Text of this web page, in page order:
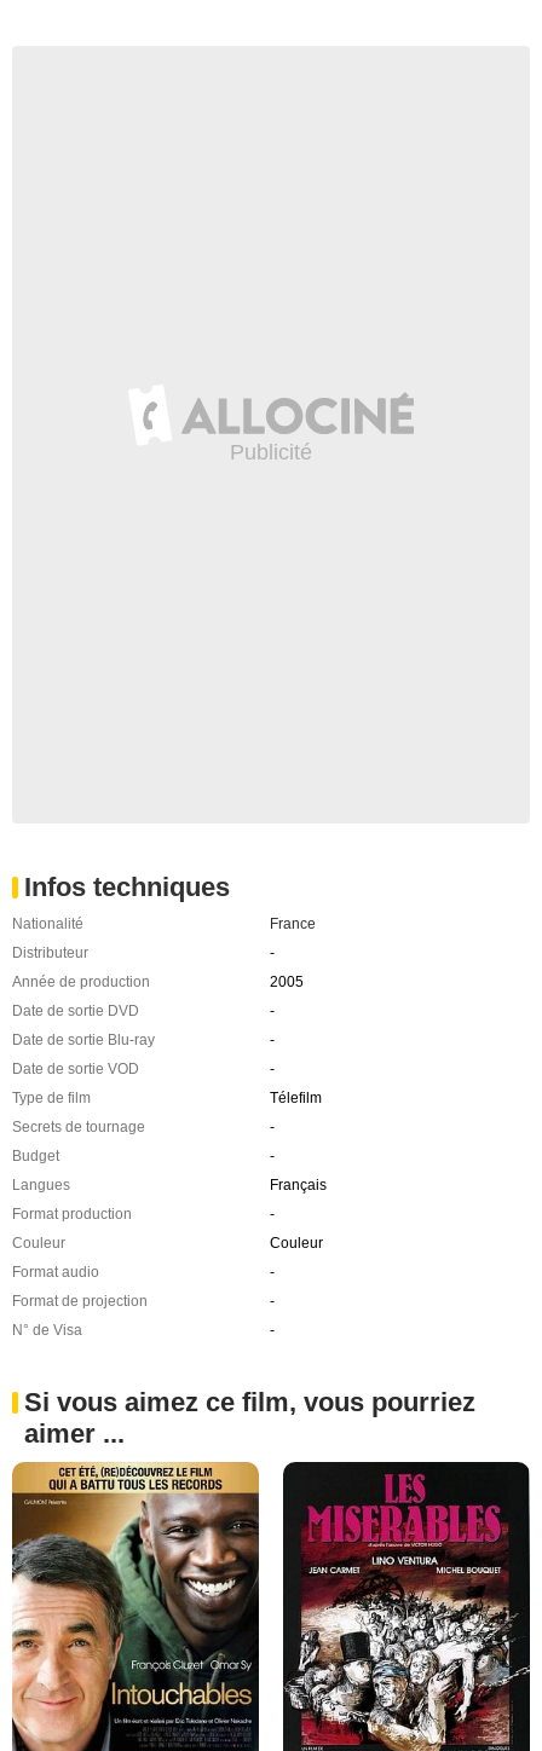
Infos techniques
Nationalité
France
Distributeur
-
Année de production
2005
Date de sortie DVD
-
Date de sortie Blu-ray
-
Date de sortie VOD
-
Type de film
Télefilm
Secrets de tournage
-
Budget
-
Langues
Français
Format production
-
Couleur
Couleur
Format audio
-
Format de projection
-
N° de Visa
-
Si vous aimez ce film, vous pourriez
aimer ...